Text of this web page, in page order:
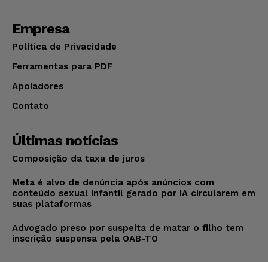
Empresa
Política de Privacidade
Ferramentas para PDF
Apoiadores
Contato
Últimas notícias
Composição da taxa de juros
Meta é alvo de denúncia após anúncios com
conteúdo sexual infantil gerado por IA circularem em
suas plataformas
Advogado preso por suspeita de matar o filho tem
inscrição suspensa pela OAB-TO